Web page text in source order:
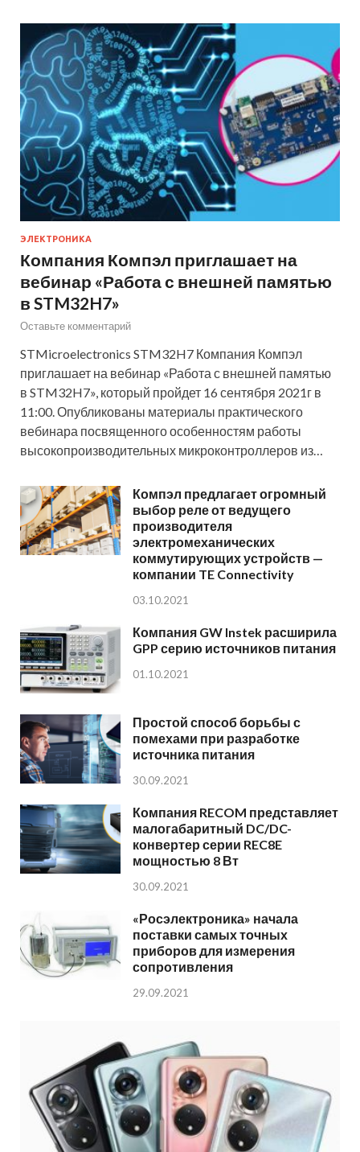
ЭЛЕКТРОНИКА
Компания Компэл приглашает на
вебинар «Работа с внешней памятью
в STM32H7»
Оставьте комментарий
STMicroelectronics STM32H7 Компания Компэл
приглашает на вебинар «Работа с внешней памятью
в STM32H7», который пройдет 16 сентября 2021г в
11:00. Опубликованы материалы практического
вебинара посвященного особенностям работы
высокопроизводительных микроконтроллеров из…
Компэл предлагает огромный
выбор реле от ведущего
производителя
электромеханических
коммутирующих устройств —
компании TE Connectivity
03.10.2021
Компания GW Instek расширила
GPP серию источников питания
01.10.2021
Простой способ борьбы с
помехами при разработке
источника питания
30.09.2021
Компания RECOM представляет
малогабаритный DC/DC-
конвертер серии REC8E
мощностью 8 Вт
30.09.2021
«Росэлектроника» начала
поставки самых точных
приборов для измерения
сопротивления
29.09.2021